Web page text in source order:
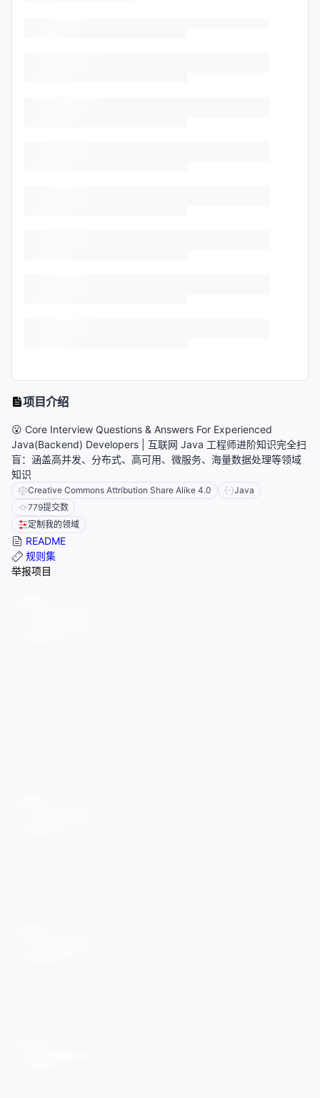
项目介绍
😮 Core Interview Questions & Answers For Experienced
Java(Backend) Developers | 互联网 Java 工程师进阶知识完全扫
盲：涵盖高并发、分布式、高可用、微服务、海量数据处理等领域
知识
Creative Commons Attribution Share Alike 4.0
Java
779提交数
定制我的领域
README
规则集
举报项目